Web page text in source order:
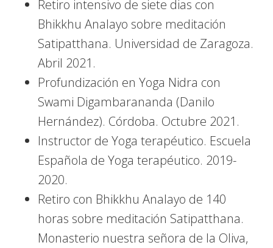
Retiro intensivo de siete dias con
Bhikkhu Analayo sobre meditación
Satipatthana. Universidad de Zaragoza.
Abril 2021.
Profundización en Yoga Nidra con
Swami Digambarananda (Danilo
Hernández). Córdoba. Octubre 2021.
Instructor de Yoga terapéutico. Escuela
Española de Yoga terapéutico. 2019-
2020.
Retiro con Bhikkhu Analayo de 140
horas sobre meditación Satipatthana.
Monasterio nuestra señora de la Oliva,